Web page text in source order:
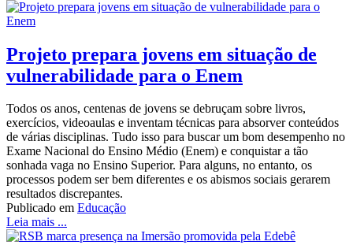
Projeto prepara jovens em situação de
vulnerabilidade para o Enem
Todos os anos, centenas de jovens se debruçam sobre livros,
exercícios, videoaulas e inventam técnicas para absorver conteúdos
de várias disciplinas. Tudo isso para buscar um bom desempenho no
Exame Nacional do Ensino Médio (Enem) e conquistar a tão
sonhada vaga no Ensino Superior. Para alguns, no entanto, os
processos podem ser bem diferentes e os abismos sociais gerarem
resultados discrepantes.
Publicado em Educação
Leia mais ...